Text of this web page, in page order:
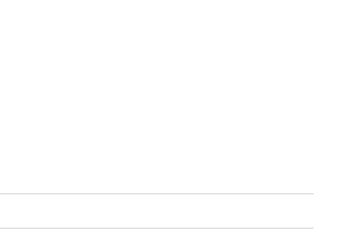
Reparación Móviles
Reparación Tablet